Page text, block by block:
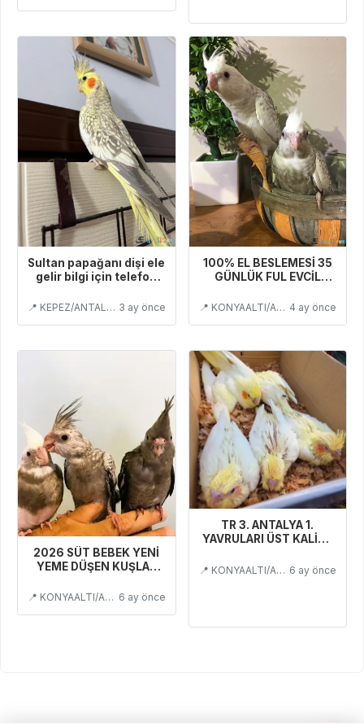
Sultan papağanı dişi ele
gelir bilgi için telefon
📍 KEPEZ/ANTALYA 3 ay önce
100% EL BESLEMESİ 35
GÜNLÜK FUL EVCİL
📍 KONYAALTI/ANTALYA 4 ay önce
2026 SÜT BEBEK YENİ
YEME DÜŞEN KUŞLAR
📍 KONYAALTI/ANTALYA 6 ay önce
TR 3. ANTALYA 1.
YAVRULARI ÜST KALİTE
KALİTE📍 KONYAALTI/ANTALYA 6 ay önce